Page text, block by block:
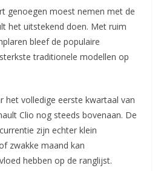
genoegen moest nemen met de
het uitstekend doen. Met ruim
bleef de populaire
traditionele modellen op
het volledige eerste kwartaal van
Clio nog steeds bovenaan. De
zijn echter klein
zwakke maand kan
hebben op de ranglijst.